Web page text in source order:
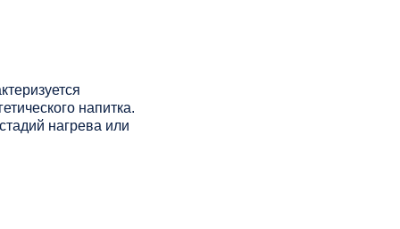
напитка.
нагрева или